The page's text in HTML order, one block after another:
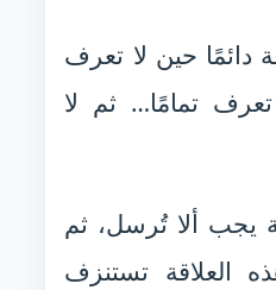
دائمًا حين لا تعرف
تمامًا… ثم لا
يجب ألا تُرسل، ثم
العلاقة تستنزف